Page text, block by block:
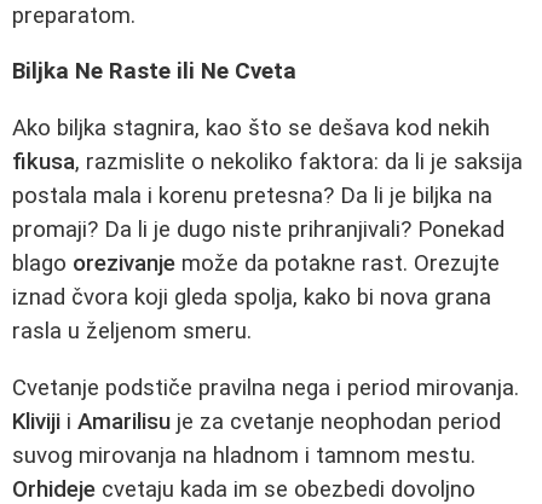
preparatom.
Biljka Ne Raste ili Ne Cveta
Ako biljka stagnira, kao što se dešava kod nekih
fikusa, razmislite o nekoliko faktora: da li je saksija
postala mala i korenu pretesna? Da li je biljka na
promaji? Da li je dugo niste prihranjivali? Ponekad
blago orezivanje može da potakne rast. Orezujte
iznad čvora koji gleda spolja, kako bi nova grana
rasla u željenom smeru.
Cvetanje podstiče pravilna nega i period mirovanja.
Kliviji i Amarilisu je za cvetanje neophodan period
suvog mirovanja na hladnom i tamnom mestu.
Orhideje cvetaju kada im se obezbedi dovoljno